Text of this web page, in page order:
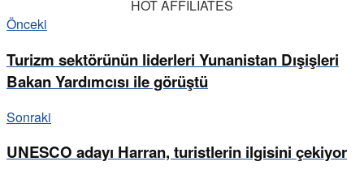
HOT AFFILIATES
Önceki
Turizm sektörünün liderleri Yunanistan Dışişleri
Bakan Yardımcısı ile görüştü
Sonraki
UNESCO adayı Harran, turistlerin ilgisini çekiyor